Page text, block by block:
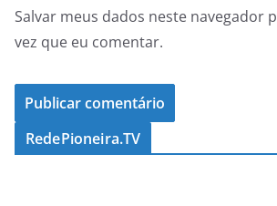
Salvar meus dados neste navegador
vez que eu comentar.
RedePioneira.TV